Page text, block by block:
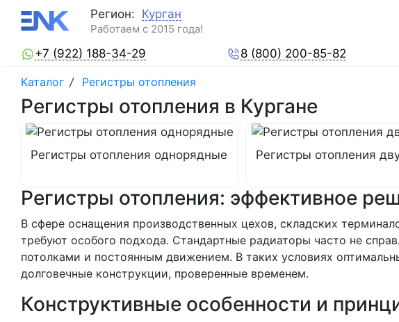
Регион: Курган
Работаем с 2015 года!
+7 (922) 188-34-29 8 (800) 200-85-82
Каталог / Регистры отопления
Регистры отопления в Кургане
Регистры отопления однорядные Регистры отопления
Регистры отопления: эффективное
В сфере оснащения производственных цехов, складских
требуют особого подхода. Стандартные радиаторы часто не
потолками и постоянным движением. В таких условиях
долговечные конструкции, проверенные временем.
Конструктивные особенности и